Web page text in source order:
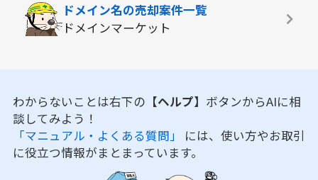
ドメイン名の売却案件一覧
ドメインマーケット
わからないことは右下の 【ヘルプ】 ボタンからAIに相
談してみよう！
「マニュアル・よくある質問」 には、使い方やお取引
に役立つ情報がまとまっています。